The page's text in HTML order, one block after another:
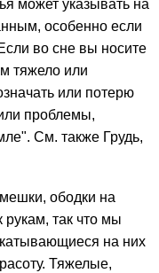
может указывать на
особенно если
во сне вы носите
тяжело или
или потерю
проблемы,
См. также Грудь,
ободки на
рукам, так что мы
на них
Тяжелые,